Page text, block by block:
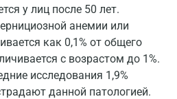
у лиц после 50 лет.
анемии или
как 0,1% от общего
с возрастом до 1%.
исследования 1,9%
данной патологией.